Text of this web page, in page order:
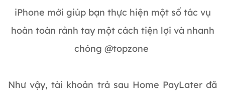
iPhone mới giúp bạn thực hiện một số tác vụ
hoàn toàn rảnh tay một cách tiện lợi và nhanh
chóng @topzone
Như vậy, tài khoản trả sau Home PayLater đã